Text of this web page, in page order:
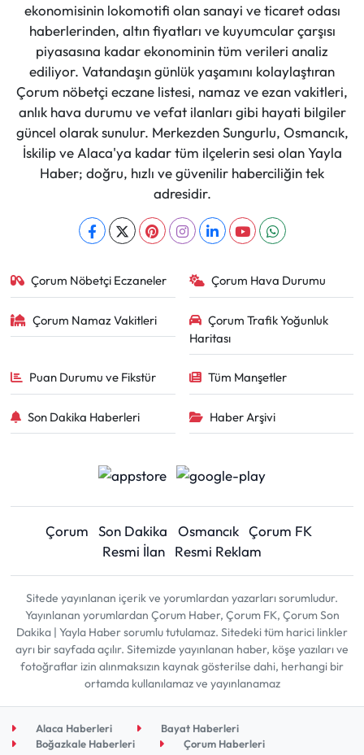
ekonomisinin lokomotifi olan sanayi ve ticaret odası
haberlerinden, altın fiyatları ve kuyumcular çarşısı
piyasasına kadar ekonominin tüm verileri analiz
ediliyor. Vatandaşın günlük yaşamını kolaylaştıran
Çorum nöbetçi eczane listesi, namaz ve ezan vakitleri,
anlık hava durumu ve vefat ilanları gibi hayati bilgiler
güncel olarak sunulur. Merkezden Sungurlu, Osmancık,
İskilip ve Alaca'ya kadar tüm ilçelerin sesi olan Yayla
Haber; doğru, hızlı ve güvenilir haberciliğin tek
adresidir.
Çorum Nöbetçi Eczaneler Çorum Hava Durumu
Çorum Namaz Vakitleri
Çorum Trafik Yoğunluk
Haritası
Puan Durumu ve Fikstür Tüm Manşetler
Son Dakika Haberleri Haber Arşivi
Çorum Son Dakika Osmancık Çorum FK
Resmi İlan
Resmi Reklam
Sitede yayınlanan içerik ve yorumlardan yazarları sorumludur.
Yayınlanan yorumlardan Çorum Haber, Çorum FK, Çorum Son
Dakika | Yayla Haber sorumlu tutulamaz. Sitedeki tüm harici linkler
ayrı bir sayfada açılır. Sitemizde yayınlanan haber, köşe yazıları ve
fotoğraflar izin alınmaksızın kaynak gösterilse dahi, herhangi bir
ortamda kullanılamaz ve yayınlanamaz
Alaca Haberleri
Bayat Haberleri
Boğazkale Haberleri
Çorum Haberleri